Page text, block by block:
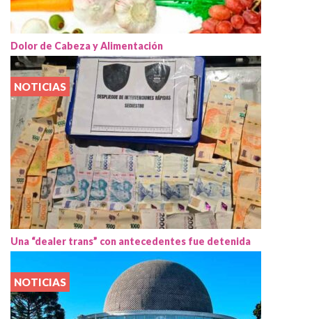
Dolor de Cabeza y Alimentación
NOTICIAS
Una “dealer trans” con antecedentes fue detenida
NOTICIAS